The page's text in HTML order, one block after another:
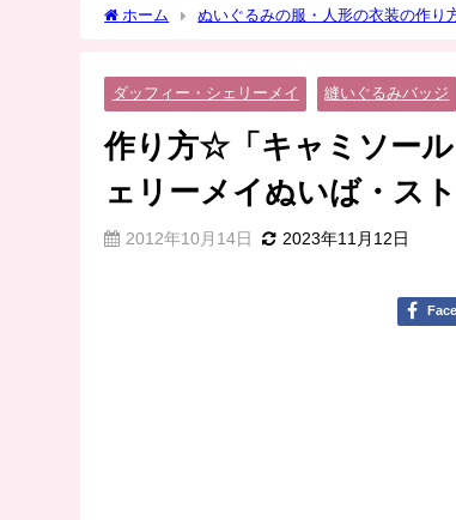
ホーム ぬいぐるみの服・人形の衣装の作り
ダッフィー・シェリーメイ 縫いぐるみバッジ
作り方☆「キャミソー
ェリーメイぬいば・ス
2012年10月14日 2023年11月12日